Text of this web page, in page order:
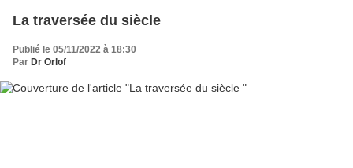
La traversée du siècle
Publié le 05/11/2022 à 18:30
Par Dr Orlof